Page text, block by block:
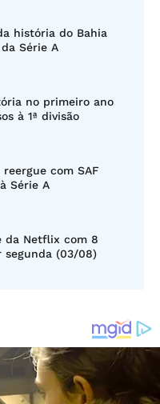
história do Bahia
Série A
no primeiro ano
à 1ª divisão
com SAF
Série A
da Netflix com 8
segunda (03/08)